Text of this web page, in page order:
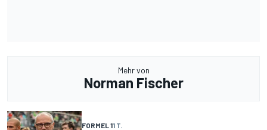
Mehr von
Norman Fischer
FORMEL 11 T.